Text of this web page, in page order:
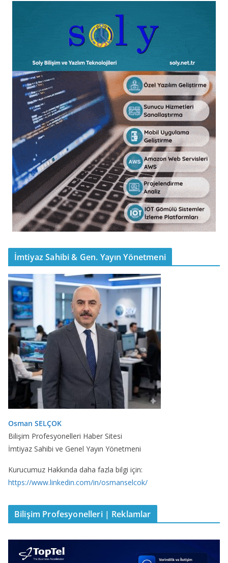
İmtiyaz Sahibi & Gen. Yayın Yönetmeni
Osman SELÇOK
Bilişim Profesyonelleri Haber Sitesi
İmtiyaz Sahibi ve Genel Yayın Yönetmeni
Kurucumuz Hakkında daha fazla bilgi için:
https://www.linkedin.com/in/osmanselcok/
Bilişim Profesyonelleri | Reklamlar